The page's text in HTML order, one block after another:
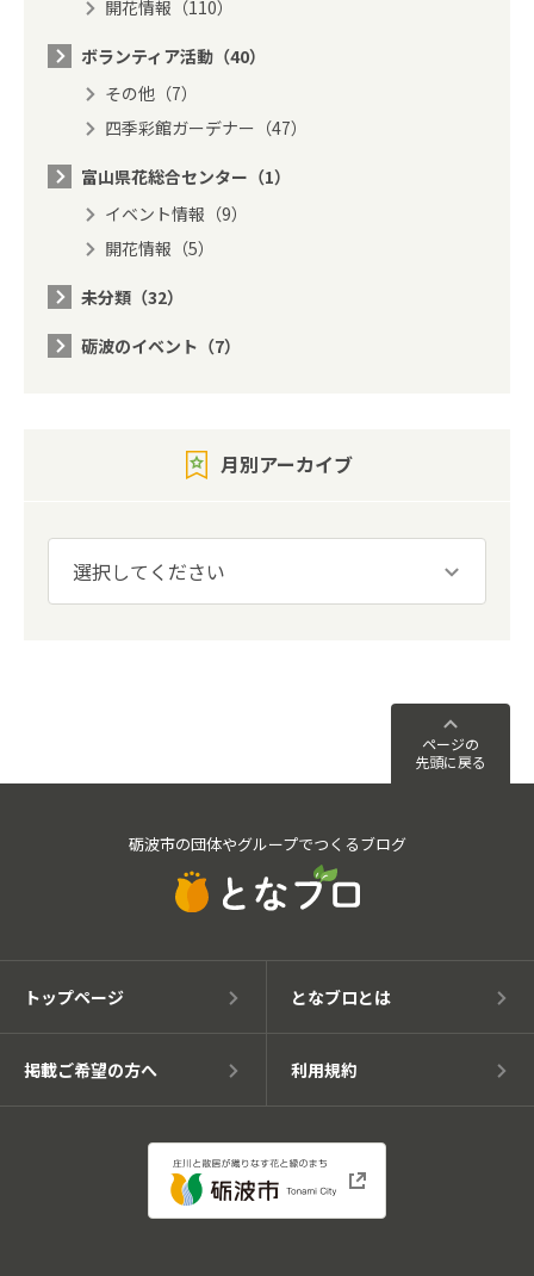
開花情報（110）
ボランティア活動（40）
その他（7）
四季彩館ガーデナー（47）
富山県花総合センター（1）
イベント情報（9）
開花情報（5）
未分類（32）
砺波のイベント（7）
月別アーカイブ
ページの
先頭に戻る
砺波市の団体やグループでつくるブログ
トップページ となブロとは
掲載ご希望の方へ 利用規約